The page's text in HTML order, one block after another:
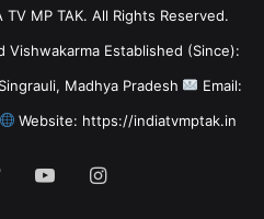
MP TAK. All Rights Reserved.
Vishwakarma Established (Since):
Madhya Pradesh
Email:
Website: https://indiatvmptak.in
TwitterYouTubeInstagram